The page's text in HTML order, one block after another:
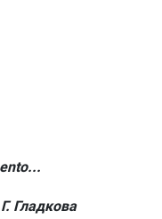
Гладкова